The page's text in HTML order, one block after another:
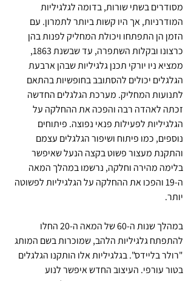
מסודרים בשתי שורות, בדומה לגלגיליות
המודרניות, אך היו קשות ביותר לתמרון. עם
הזמן הן התפתחו ויכולת המחליק לפנות בהן
כרצונו ובקלות השתפרה, עד שבשנת 1863,
ממציא ניו יורקי תכנן גלגיליות שבהן ארבעת
הגלגלים יכולים להסתובב בחופשיות בהתאם
לתנועות המחליק. מערכת הגלגלים החדשה
זכתה לאהדה רבה והפכה את ההחלקה על
הגלגיליות לפעילות פנאי נפוצה. פיתוחים
נוספים, כמו פיתוח ושיפור הגלגלים עצמם
והתקנת מעצור פשוט בקצה הנעל שאיפשר
בלימה מהירה וחלקה, נרשמו במהלך המאה
ה-19 והפכו את ההחלקה על הגלגיליות לפשוטה
יותר.
במהלך שנות ה-60 של המאה ה-20 החלו
להתפתח גלגיליות הלהב, שמוכרות בשם המותג
"רולר בליידס". בגלגיליות אלו הותקנו הגלגלים
בטור עורפי. העיצוב החדש איפשר לנוע